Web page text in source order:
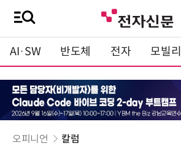
AI·SW 반도체 전자 모빌리
오피니언 칼럼